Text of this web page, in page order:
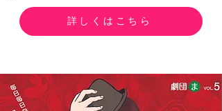
第一部　芝居「秋の花道」
第二部　ショー
のホームページをご覧ください。
制作：株式会社エム・ケイ・ツー
詳しくはこちら